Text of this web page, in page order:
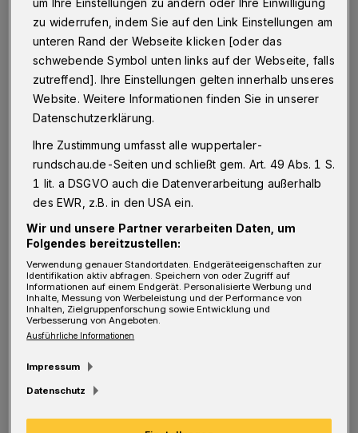
Warum sich Nachhaltigkeit für Unternehmen
lohnt
In Zeiten, in denen die Auswirkungen des
Klimawandels immer mehr spürbar werden,
ist Nachhaltigkeit ein wichtiges Thema, mit
dem sich auch Unternehmen befassen müssen.
Konkurrenz abgehängt zu werden, denn immer
mehr Verbraucher bevorzugen
umweltbewusste Unternehmen. Durch
nachhaltiges Arbeiten tun Unternehmen der
Umwelt etwas Gutes und verbessern ihr
Image. Darüber hinaus führt ein nachhaltiges
Wirtschaften aber auch zu einer
um Ihre Einstellungen zu ändern oder Ihre Einwilligung
zu widerrufen, indem Sie auf den Link Einstellungen am
unteren Rand der Webseite klicken [oder das
schwebende Symbol unten links auf der Webseite, falls
zutreffend]. Ihre Einstellungen gelten innerhalb unseres
Website. Weitere Informationen finden Sie in unserer
Datenschutzerklärung.
Ihre Zustimmung umfasst alle wuppertaler-
rundschau.de-Seiten und schließt gem. Art. 49 Abs. 1 S.
1 lit. a DSGVO auch die Datenverarbeitung außerhalb
des EWR, z.B. in den USA ein.
Wir und unsere Partner verarbeiten Daten, um
Folgendes bereitzustellen:
Verwendung genauer Standortdaten. Endgeräteeigenschaften zur
Identifikation aktiv abfragen. Speichern von oder Zugriff auf
Informationen auf einem Endgerät. Personalisierte Werbung und
Inhalte, Messung von Werbeleistung und der Performance von
Inhalten, Zielgruppenforschung sowie Entwicklung und
Verbesserung von Angeboten.
Ausführliche Informationen
Impressum
Datenschutz